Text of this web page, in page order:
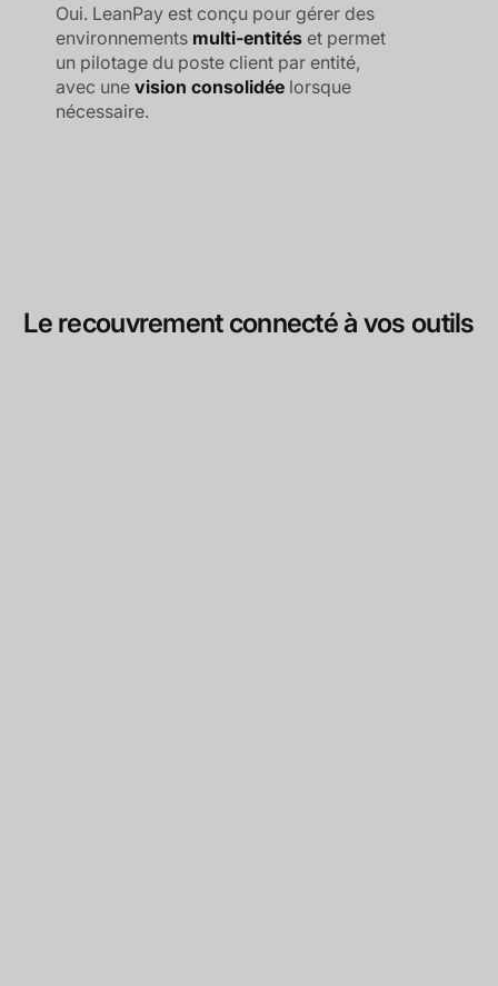
Oui. LeanPay est conçu pour gérer des
environnements multi-entités et permet
un pilotage du poste client par entité,
avec une vision consolidée lorsque
nécessaire.
Le recouvrement connecté à vos outils